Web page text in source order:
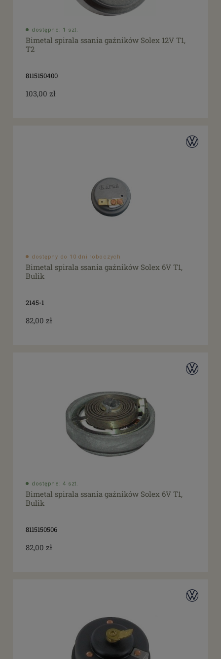
dostępne: 1 szt.
Bimetal spirala ssania gaźników Solex 12V T1,
T2
8115150400
103,00 zł
dostępny do 10 dni roboczych
Bimetal spirala ssania gaźników Solex 6V T1,
Bulik
2145-1
82,00 zł
dostępne: 4 szt.
Bimetal spirala ssania gaźników Solex 6V T1,
Bulik
8115150506
82,00 zł